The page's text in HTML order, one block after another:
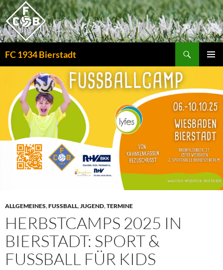
Zum
Inhalt
springen
FC 1934 Bierstadt
ALLGEMEINES,FUSSBALL,JUGEND,TERMINE
HERBSTCAMPS 2025 IN
BIERSTADT: SPORT &
FUSSBALL FÜR KIDS